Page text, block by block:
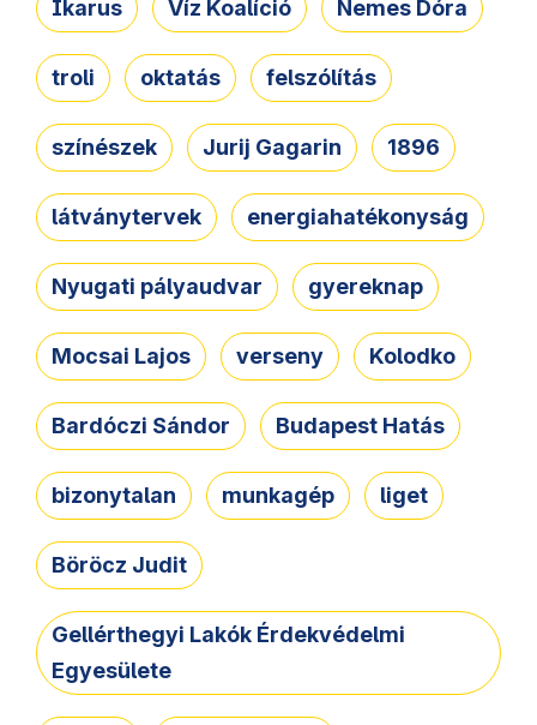
Ikarus Víz Koalíció Nemes Dóra
troli oktatás felszólítás
színészek Jurij Gagarin 1896
látványtervek energiahatékonyság
Nyugati pályaudvar gyereknap
Mocsai Lajos verseny Kolodko
Bardóczi Sándor Budapest Hatás
bizonytalan munkagép liget
Böröcz Judit
Gellérthegyi Lakók Érdekvédelmi
Egyesülete